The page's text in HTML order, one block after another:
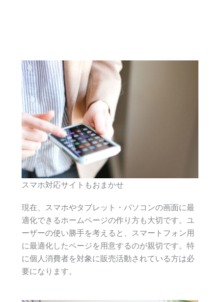
スマホ対応サイトもおまかせ
現在、スマホやタブレット・パソコンの画面に最
適化できるホームページの作り方も大切です。ユ
ーザーの使い勝手を考えると、スマートフォン用
に最適化したページを用意するのが親切です。特
に個人消費者を対象に販売活動されている方は必
要になります。